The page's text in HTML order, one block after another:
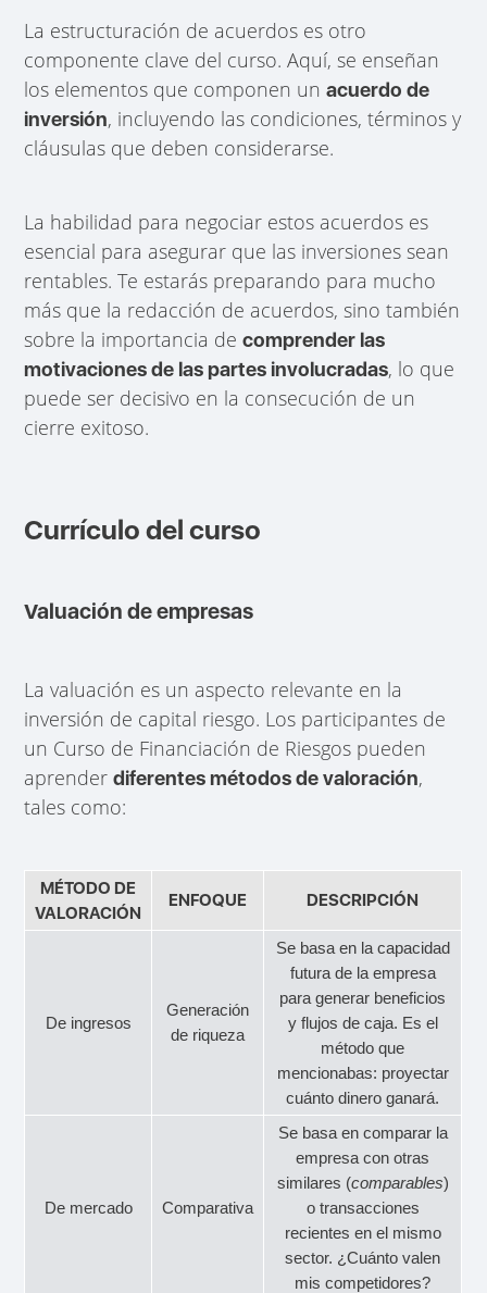
La estructuración de acuerdos es otro
componente clave del curso. Aquí, se enseñan
los elementos que componen unacuerdo de
inversión, incluyendo las condiciones, términos y
cláusulas que deben considerarse.
La habilidad para negociar estos acuerdos es
esencial para asegurar que las inversiones sean
rentables. Te estarás preparando para mucho
más que la redacción de acuerdos, sino también
sobre la importancia decomprender las
motivaciones de las partes involucradas, lo que
puede ser decisivo en la consecución de un
cierre exitoso.
Currículo del curso
Valuación de empresas
La valuación es un aspecto relevante en la
inversión de capital riesgo. Los participantes de
un Curso de Financiación de Riesgos pueden
aprenderdiferentes métodos de valoración,
tales como:
MÉTODO DE
VALORACIÓN
ENFOQUE DESCRIPCIÓN
De ingresos
Generación
de riqueza
Se basa en la capacidad
futura de la empresa
para generar beneficios
y flujos de caja. Es el
método que
mencionabas: proyectar
cuánto dinero ganará.
De mercado Comparativa
Se basa en comparar la
empresa con otras
similares (comparables)
o transacciones
recientes en el mismo
sector. ¿Cuánto valen
mis competidores?